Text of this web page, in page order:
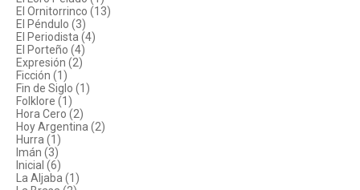
El Ornitorrinco (13)
El Péndulo (3)
El Periodista (4)
El Porteño (4)
Expresión (2)
Ficción (1)
Fin de Siglo (1)
Folklore (1)
Hora Cero (2)
Hoy Argentina (2)
Hurra (1)
Imán (3)
Inicial (6)
La Aljaba (1)